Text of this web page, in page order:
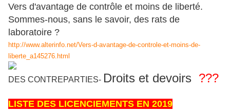
Vers d'avantage de contrôle et moins de liberté.
Sommes-nous, sans le savoir, des rats de
laboratoire ?
http://www.alterinfo.net/Vers-d-avantage-de-controle-et-moins-de-
liberte_a145276.html
DES CONTREPARTIES- Droits et devoirs ???
LISTE DES LICENCIEMENTS EN 2019